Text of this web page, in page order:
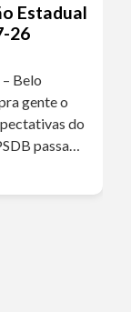
Estadual
26
Belo
gente o
do
passa…